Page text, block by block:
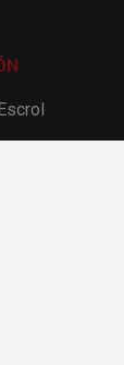
Escrol